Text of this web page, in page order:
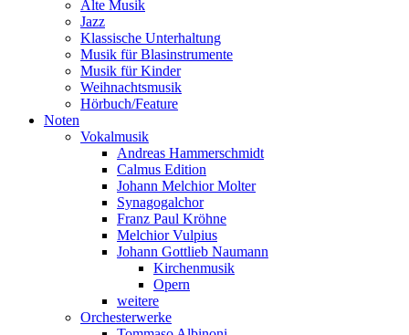
Alte Musik
Jazz
Klassische Unterhaltung
Musik für Blasinstrumente
Musik für Kinder
Weihnachtsmusik
Hörbuch/Feature
Noten
Vokalmusik
Andreas Hammerschmidt
Calmus Edition
Johann Melchior Molter
Synagogalchor
Franz Paul Kröhne
Melchior Vulpius
Johann Gottlieb Naumann
Kirchenmusik
Opern
weitere
Orchesterwerke